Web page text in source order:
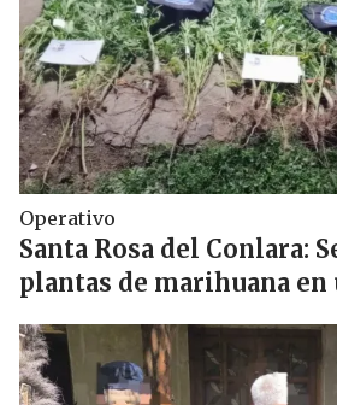
Operativo
Santa Rosa del Conlara:
plantas de marihuana